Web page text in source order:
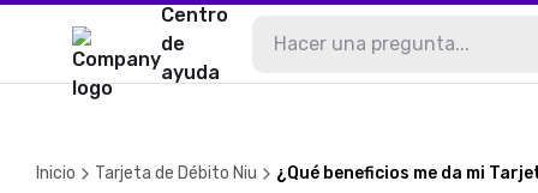
Centro
de
ayuda
Inicio Tarjeta de Débito Niu ¿Qué beneficios me da mi